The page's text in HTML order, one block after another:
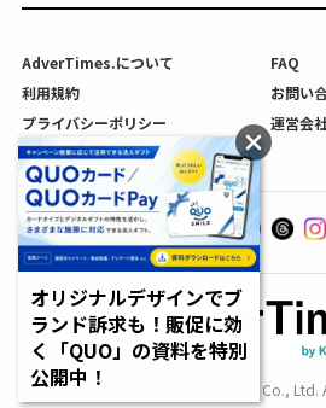
AdverTimes.について
FAQ
利用規約
お問い
プライバシーポリシー
運営会
利用者情報の外部送信について
Copyright SENDENKAIGI Co., Ltd.
オリジナルデザインでブ
ランド訴求も！販促に効
く「QUO」の資料を特別
公開中！